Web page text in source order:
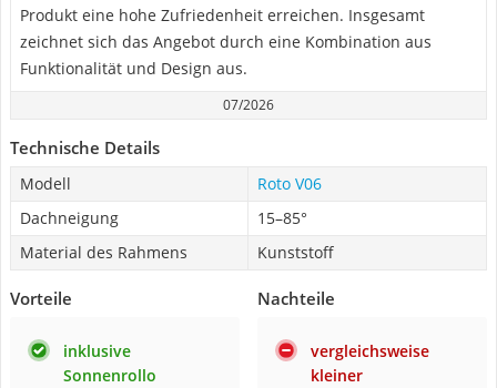
Produkt eine hohe Zufriedenheit erreichen. Insgesamt
zeichnet sich das Angebot durch eine Kombination aus
Funktionalität und Design aus.
07/2026
Technische Details
Modell
Roto V06
Dachneigung
15–85°
Material des Rahmens
Kunststoff
Vorteile
inklusive
Sonnenrollo
Nachteile
vergleichsweise
kleiner